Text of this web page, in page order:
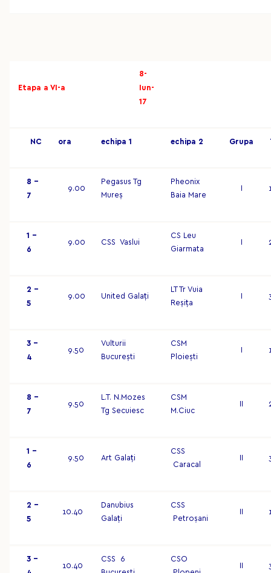
Etapa a VI-a
8-
Iun-
17
NC ora ec hipa 1 ec hipa 2 Grupa
8 –
7
9.00
Pegasus Tg
Mureș
Pheonix
Baia Mare
1 –
6
9.00 CSS Vaslui
CS Leu
Giarmata
2 –
5
9.00 United Galați
LT Tr Vuia
Reșița
3 –
4
9.50
Vulturii
București
CSM
Ploiești
8 –
7
9.50
L.T. N.Mozes
Tg Secuiesc
CSM
M.Ciuc
1 –
6
9.50 Art Galați
CSS
Caracal
2 –
5
10.40
Danubius
Galați
CSS
Petroșani
3 –
10.40
CSS 6
CSO